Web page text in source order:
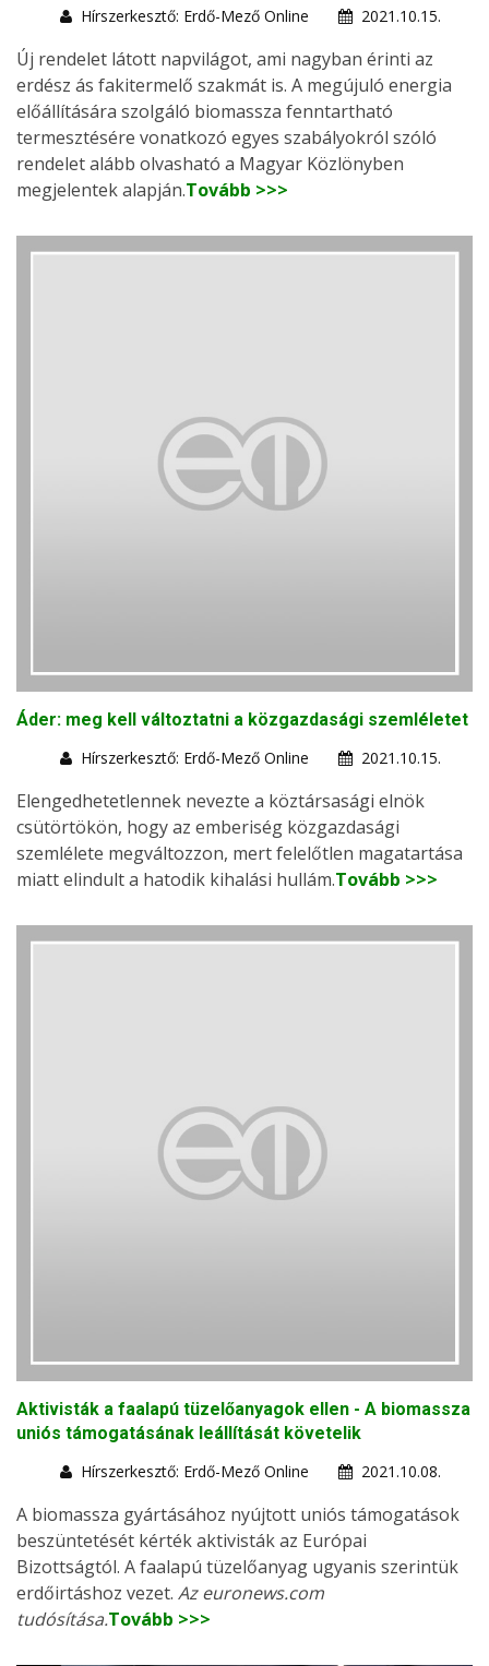
Hírszerkesztő: Erdő-Mező Online
2021.10.15.
Új rendelet látott napvilágot, ami nagyban érinti az
erdész ás fakitermelő szakmát is. A megújuló energia
előállítására szolgáló biomassza fenntartható
termesztésére vonatkozó egyes szabályokról szóló
rendelet alább olvasható a Magyar Közlönyben
megjelentek alapján.Tovább >>>
Áder: meg kell változtatni a közgazdasági szemléletet
Hírszerkesztő: Erdő-Mező Online
2021.10.15.
Elengedhetetlennek nevezte a köztársasági elnök
csütörtökön, hogy az emberiség közgazdasági
szemlélete megváltozzon, mert felelőtlen magatartása
miatt elindult a hatodik kihalási hullám.Tovább >>>
Aktivisták a faalapú tüzelőanyagok ellen - A biomassza
uniós támogatásának leállítását követelik
Hírszerkesztő: Erdő-Mező Online
2021.10.08.
A biomassza gyártásához nyújtott uniós támogatások
beszüntetését kérték aktivisták az Európai
Bizottságtól. A faalapú tüzelőanyag ugyanis szerintük
erdőirtáshoz vezet. Az euronews.com
tudósítása.Tovább >>>